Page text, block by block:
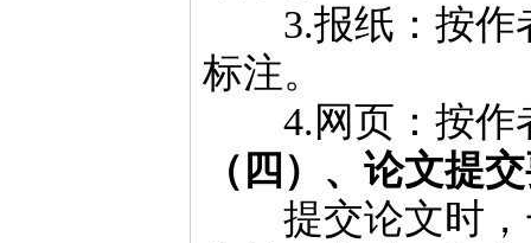
3.报纸：按作者
标注。
4.网页：按作者
（四）、论文提
提交论文时，